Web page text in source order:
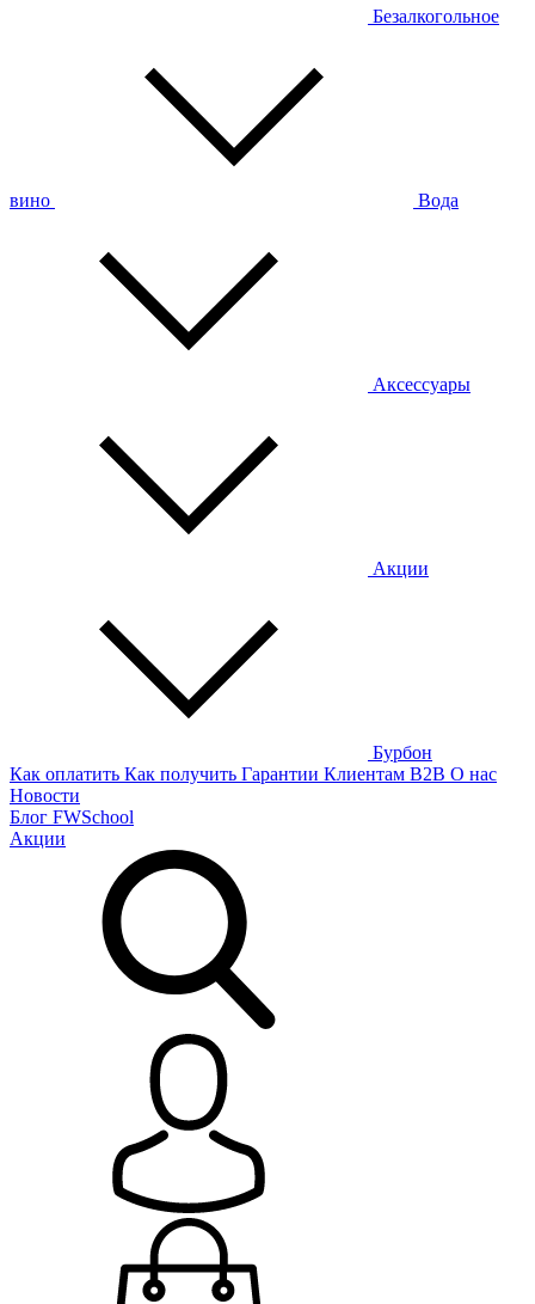
Безалкогольное
вино Вода
Аксессуары
Акции
Бурбон
Как оплатить Как получить Гарантии Клиентам B2B О нас
Новости
Блог FWSchool
Акции